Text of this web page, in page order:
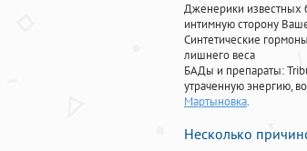
Дженерики известных
интимную сторону
Синтетические
лишнего веса
БАДы и препараты:
утраченную энергию,
Мартыновка.
Несколько